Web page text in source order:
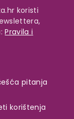
koristi
Pravila i
pitanja
korištenja